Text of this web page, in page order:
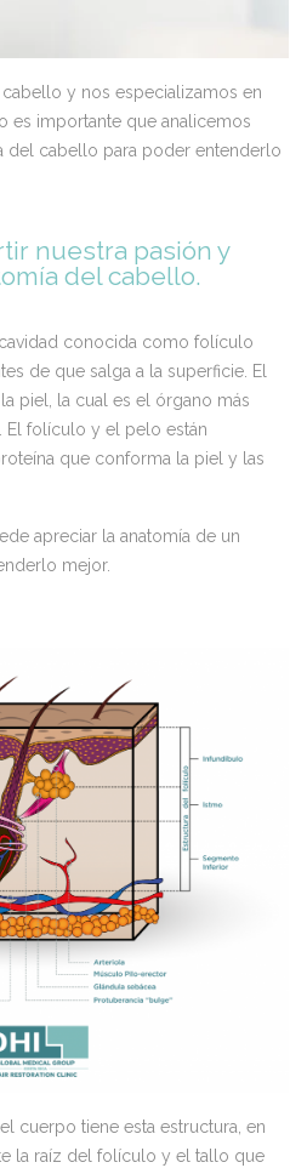
y nos especializamos en
es importante que analicemos
del cabello para poder entenderlo
nuestra pasión y
del cabello.
conocida como folículo
de que salga a la superficie. El
piel, la cual es el órgano más
El folículo y el pelo están
que conforma la piel y las
apreciar la anatomía de un
mejor.
cuerpo tiene esta estructura, en
la raíz del folículo y el tallo que